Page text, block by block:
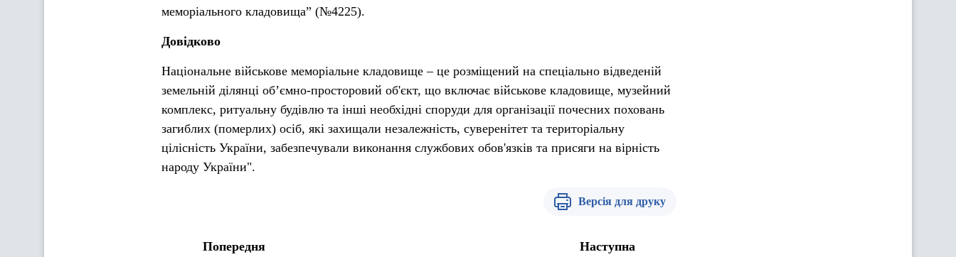
меморіального кладовища” (№4225).
Довідково
Національне військове меморіальне кладовище – це розміщений на спеціально відведеній
земельній ділянці об’ємно-просторовий об'єкт, що включає військове кладовище, музейний
комплекс, ритуальну будівлю та інші необхідні споруди для організації почесних поховань
загиблих (померлих) осіб, які захищали незалежність, суверенітет та територіальну
цілісність України, забезпечували виконання службових обов'язків та присяги на вірність
народу України".
Версія для друку
Попередня Наступна